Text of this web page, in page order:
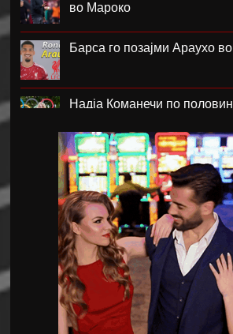
во Мароко
Барса го позајми Араухо
Надја Команечи по
ФК Пелистер со заштитен
година постоење !
Артета: Мојот Арсенал учи
Лука Зидан се раздели со
Џеронимо Рули е нов втор